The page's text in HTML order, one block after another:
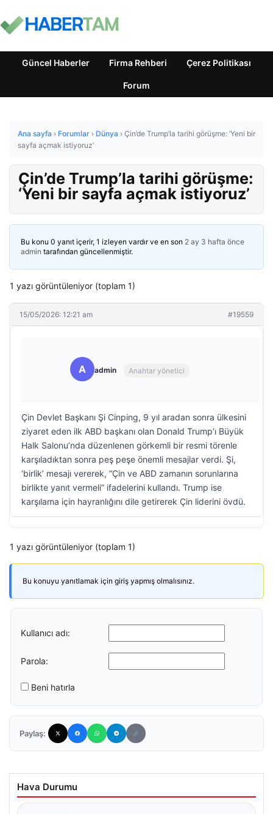
Güncel Haberler Firma Rehberi Çerez Politikası
Forum
Ana sayfa › Forumlar › Dünya › Çin’de Trump’la tarihi görüşme: ‘Yeni bir
sayfa açmak istiyoruz’
Çin’de Trump’la tarihi görüşme:
‘Yeni bir sayfa açmak istiyoruz’
Bu konu 0 yanıt içerir, 1 izleyen vardır ve en son 2 ay 3 hafta önce
admin tarafından güncellenmiştir.
1 yazı görüntüleniyor (toplam 1)
15/05/2026: 12:21 am #19559
A admin Anahtar yönetici
Çin Devlet Başkanı Şi Cinping, 9 yıl aradan sonra ülkesini
ziyaret eden ilk ABD başkanı olan Donald Trump’ı Büyük
Halk Salonu’nda düzenlenen görkemli bir resmi törenle
karşıladıktan sonra peş peşe önemli mesajlar verdi. Şi,
‘birlik’ mesajı vererek, “Çin ve ABD zamanın sorunlarına
birlikte yanıt vermeli” ifadelerini kullandı. Trump ise
karşılama için hayranlığını dile getirerek Çin liderini övdü.
1 yazı görüntüleniyor (toplam 1)
Bu konuyu yanıtlamak için giriş yapmış olmalısınız.
Kullanıcı adı:
Parola:
Beni hatırla
Paylaş:
Hava Durumu